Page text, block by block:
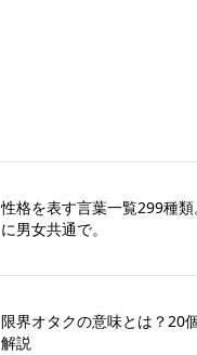
性格を表す言葉一覧299種
に男女共通で。
限界オタクの意味とは？20
解説